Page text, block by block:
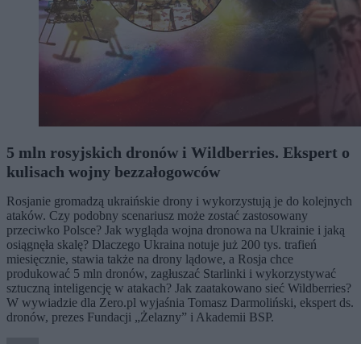
5 mln rosyjskich dronów i Wildberries. Ekspert o
kulisach wojny bezzałogowców
Rosjanie gromadzą ukraińskie drony i wykorzystują je do kolejnych
ataków. Czy podobny scenariusz może zostać zastosowany
przeciwko Polsce? Jak wygląda wojna dronowa na Ukrainie i jaką
osiągnęła skalę? Dlaczego Ukraina notuje już 200 tys. trafień
miesięcznie, stawia także na drony lądowe, a Rosja chce
produkować 5 mln dronów, zagłuszać Starlinki i wykorzystywać
sztuczną inteligencję w atakach? Jak zaatakowano sieć Wildberries?
W wywiadzie dla Zero.pl wyjaśnia Tomasz Darmoliński, ekspert ds.
dronów, prezes Fundacji „Żelazny” i Akademii BSP.